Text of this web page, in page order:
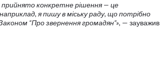
конкретне рішення — це
я пишу в міську раду, що потрібно
“Про звернення громадян”», — зауважив